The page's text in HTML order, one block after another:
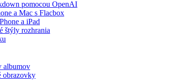
pomocou OpenAI
a Mac s Flacbox
a iPad
štýly rozhrania
albumov
obrazovky